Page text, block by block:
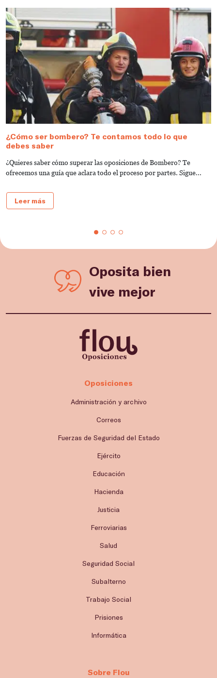
¿Cómo ser bombero? Te contamos todo lo que
debes saber
¿Quieres saber cómo superar las oposiciones de Bombero? Te
ofrecemos una guía que aclara todo el proceso por partes. Sigue...
Leer más
Oposita bien
vive mejor
Oposiciones
Administración y archivo
Correos
Fuerzas de Seguridad del Estado
Ejército
Educación
Hacienda
Justicia
Ferroviarias
Salud
Seguridad Social
Subalterno
Trabajo Social
Prisiones
Informática
Sobre Flou